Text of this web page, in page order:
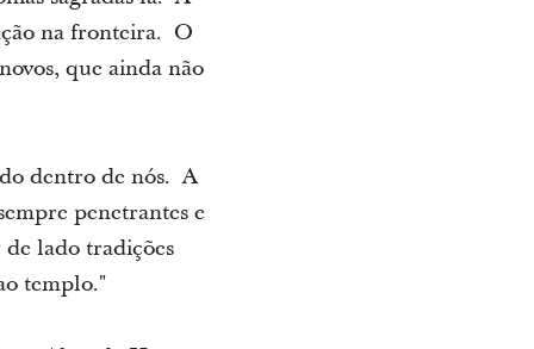
na fronteira. O
que ainda não
dentro de nós. A
penetrantes e
de lado tradições
templo."